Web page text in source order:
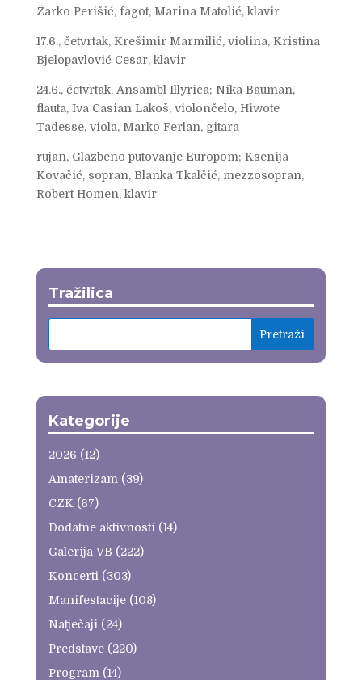
Žarko Perišić, fagot, Marina Matolić, klavir
17.6., četvrtak, Krešimir Marmilić, violina, Kristina
Bjelopavlović Cesar, klavir
24.6., četvrtak, Ansambl Illyrica; Nika Bauman,
flauta, Iva Casian Lakoš, violončelo, Hiwote
Tadesse, viola, Marko Ferlan, gitara
rujan, Glazbeno putovanje Europom; Ksenija
Kovačić, sopran, Blanka Tkalčić, mezzosopran,
Robert Homen, klavir
Tražilica
Kategorije
2026 (12)
Amaterizam (39)
CZK (67)
Dodatne aktivnosti (14)
Galerija VB (222)
Koncerti (303)
Manifestacije(108)
Natječaji (24)
Predstave(220)
Program (14)